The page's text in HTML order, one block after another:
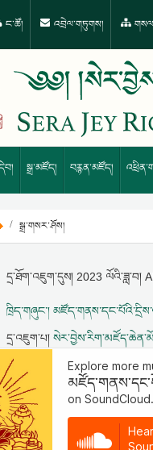
ང་ཚོ། འབྲེལ་གཏུགས།
སྒྲ་མཛོད། བརྙན་མཛོད།
སྒྲ་གསར་ཤོས།
དྲ་ཐོག་འཇུག་དུས། 2023 ལོའི་ཟླ་བ།
ཁྲིད་གཞུང་།
དྲ་འཇུག་པ།